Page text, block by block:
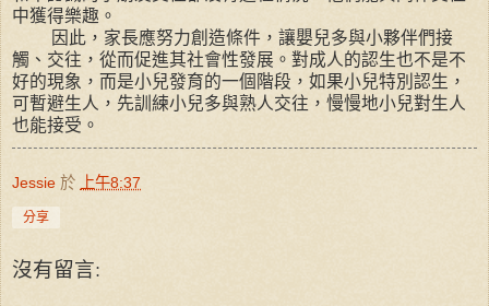
中獲得樂趣。
因此，家長應努力創造條件，讓嬰兒多與小夥伴們接
觸、交往，從而促進其社會性發展。對成人的認生也不是不
好的現象，而是小兒發育的一個階段，如果小兒特別認生，
可暫避生人，先訓練小兒多與熟人交往，慢慢地小兒對生人
也能接受。
Jessie 於 上午8:37
分享
沒有留言: